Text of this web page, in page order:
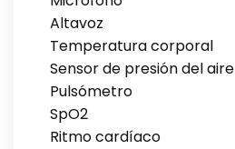
Altavoz
Temperatura corporal
Sensor de presión del aire
Pulsómetro
SpO2
Ritmo cardíaco